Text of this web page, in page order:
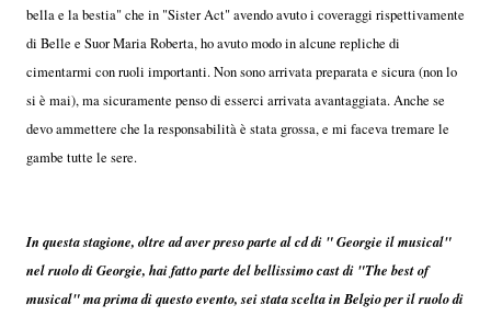
bella e la bestia" che in "Sister Act" avendo avuto i coveraggi rispettivamente
di Belle e Suor Maria Roberta, ho avuto modo in alcune repliche di
cimentarmi con ruoli importanti. Non sono arrivata preparata e sicura (non lo
si è mai), ma sicuramente penso di esserci arrivata avantaggiata. Anche se
devo ammettere che la responsabilità è stata grossa, e mi faceva tremare le
gambe tutte le sere.
In questa stagione, oltre ad aver preso parte al cd di " Georgie il musical"
nel ruolo di Georgie, hai fatto parte del bellissimo cast di "The best of
musical" ma prima di questo evento, sei stata scelta in Belgio per il ruolo di